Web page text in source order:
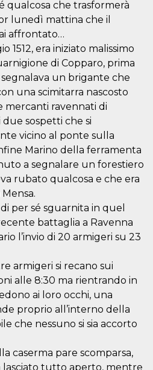
qualcosa che trasformerà
lunedì mattina che il
affrontato…
1512, era iniziato malissimo
di Copparo, prima
un brigante che
una scimitarra nascosto
mercanti ravennati di
sospetti che si
vicino al ponte sulla
Marino della ferramenta
a segnalare un forestiero
rubato qualcosa e che era
per sé sguarnita in quel
battaglia a Ravenna
l’invio di 20 armigeri su 23
armigeri si recano sui
alle 8:30 ma rientrando in
ai loro occhi, una
proprio all’interno della
che nessuno si sia accorto
caserma pare scomparsa,
lasciato tutto aperto, mentre
viene utilizzato
può essere
specifico per il
mantenere uno
stato di accesso
per un utente
tra le pagine.
Stripe
1 anno 1
Questo cookie
viene
generalmente
l'ottimizzazione
elaborazione
dei pagamenti,
facilitando la
memorizzazione
dei contenuti
rendere le
pagine più
veloci.
CookieScript
4
Questo cookie
viene utilizzato
Cookie-
Script.com per
ricordare le
consenso sui
cookie dei
visitatori. È
necessario che il
banner dei
Script.com
funzioni